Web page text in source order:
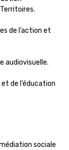
de l’action et
audiovisuelle.
de l’éducation
sociale